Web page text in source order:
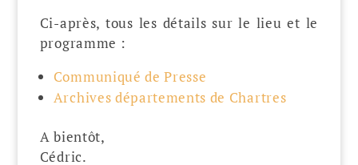
Ci-après, tous les détails sur le lieu et le
programme :
Communiqué de Presse
Archives départements de Chartres
A bientôt,
Cédric.